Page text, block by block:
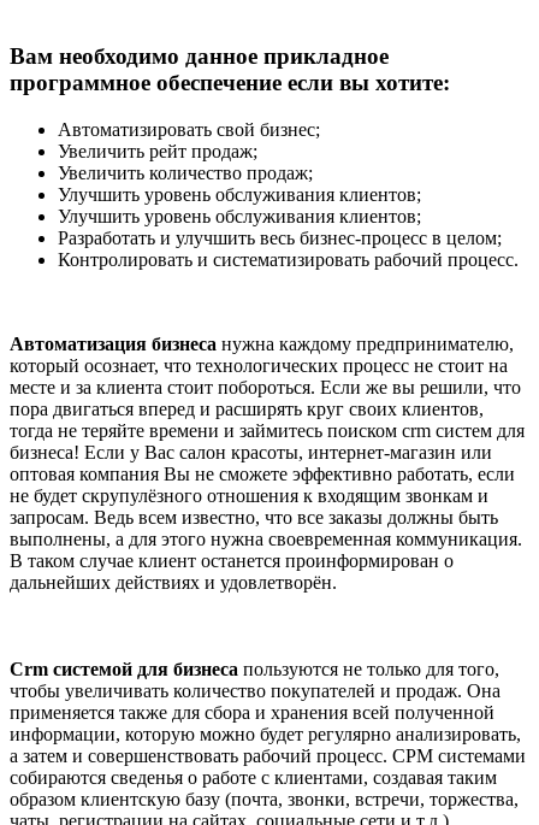
Вам необходимо данное прикладное
программное обеспечение если вы хотите:
Автоматизировать свой бизнес;
Увеличить рейт продаж;
Увеличить количество продаж;
Улучшить уровень обслуживания клиентов;
Улучшить уровень обслуживания клиентов;
Разработать и улучшить весь бизнес-процесс в целом;
Контролировать и систематизировать рабочий процесс.
Автоматизация бизнеса нужна каждому предпринимателю,
который осознает, что технологических процесс не стоит на
месте и за клиента стоит побороться. Если же вы решили, что
пора двигаться вперед и расширять круг своих клиентов,
тогда не теряйте времени и займитесь поиском crm систем для
бизнеса! Если у Вас салон красоты, интернет-магазин или
оптовая компания Вы не сможете эффективно работать, если
не будет скрупулёзного отношения к входящим звонкам и
запросам. Ведь всем известно, что все заказы должны быть
выполнены, а для этого нужна своевременная коммуникация.
В таком случае клиент останется проинформирован о
дальнейших действиях и удовлетворён.
Crm системой для бизнеса пользуются не только для того,
чтобы увеличивать количество покупателей и продаж. Она
применяется также для сбора и хранения всей полученной
информации, которую можно будет регулярно анализировать,
а затем и совершенствовать рабочий процесс. СРМ системами
собираются сведенья о работе с клиентами, создавая таким
образом клиентскую базу (почта, звонки, встречи, торжества,
чаты, регистрации на сайтах, социальные сети и т.д.).